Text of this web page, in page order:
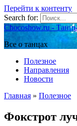
Перейти к контенту
Search for:
Chocoshow.ru -
Все о танцах
Полезное
Направления
Новости
Главная » Полезное
Фокстрот